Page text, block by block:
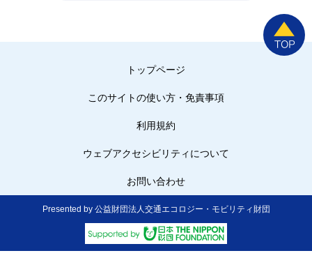
トップページ
このサイトの使い方・免責事項
利用規約
ウェブアクセシビリティについて
お問い合わせ
Presented by 公益財団法人交通エコロジー・モビリティ財団